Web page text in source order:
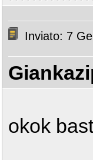
Inviato: 7
okok